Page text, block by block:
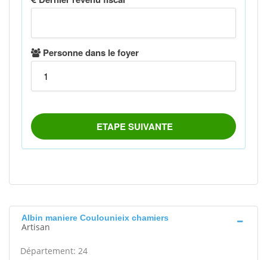
Albin maniere Coulounieix chamiers
Artisan
Département: 24